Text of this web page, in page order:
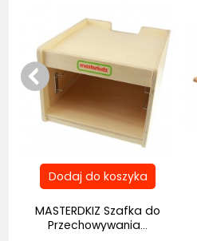
MASTERDKIZ Szafka do
Przechowywania...